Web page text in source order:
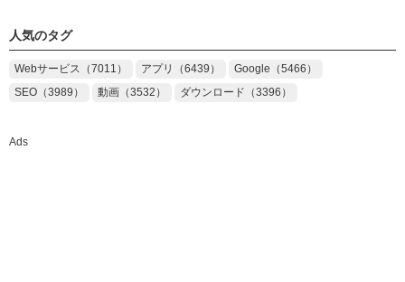
人気のタグ
Webサービス（7011） アプリ（6439）
Google（5466）
SEO（3989）
動画（3532） ダウンロード（3396）
Ads